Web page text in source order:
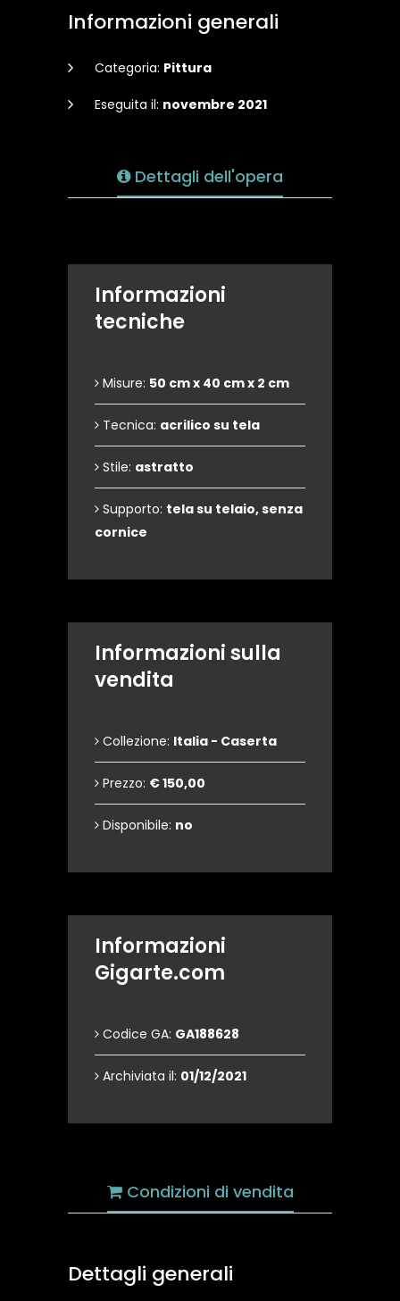
Informazioni generali
Categoria: Pittura
Eseguita il: novembre 2021
Dettagli dell'opera
Informazioni
tecniche
Misure: 50 cm x 40 cm x 2 cm
Tecnica: acrilico su tela
Stile: astratto
Supporto: tela su telaio, senza
cornice
Informazioni sulla
vendita
Collezione: Italia - Caserta
Prezzo: € 150,00
Disponibile: no
Informazioni
Gigarte.com
Codice GA: GA188628
Archiviata il: 01/12/2021
Condizioni di vendita
Dettagli generali